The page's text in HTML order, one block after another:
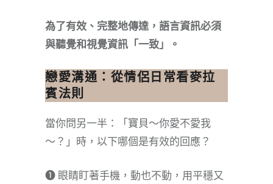
為了有效、完整地傳達，語言資訊必須
與聽覺和視覺資訊「一致」。
戀愛溝通：從情侶日常看麥拉
賓法則
當你問另一半：「寶貝～你愛不愛我
～？」時，以下哪個是有效的回應？
❶ 眼睛盯著手機，動也不動，用平穩又